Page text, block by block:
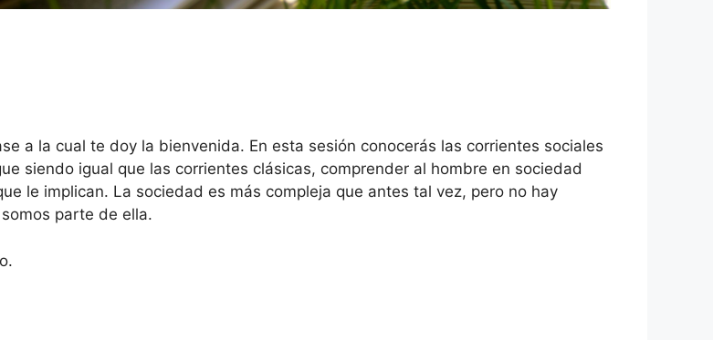
a la cual te doy la bienvenida. En esta sesión conocerás las corrientes sociales
siendo igual que las corrientes clásicas, comprender al hombre en sociedad
le implican. La sociedad es más compleja que antes tal vez, pero no hay
parte de ella.